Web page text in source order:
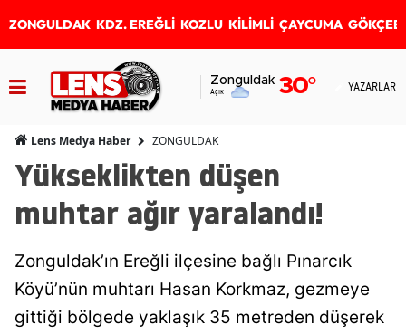
ZONGULDAK KDZ. EREĞLİ KOZLU KİLİMLİ ÇAYCUMA
Zonguldak
Açık 30° YAZARLAR
Lens Medya Haber ZONGULDAK
Yükseklikten düşen
muhtar ağır yaralandı!
Zonguldak’ın Ereğli ilçesine bağlı Pınarcık
Köyü’nün muhtarı Hasan Korkmaz, gezmeye
gittiği bölgede yaklaşık 35 metreden düşerek